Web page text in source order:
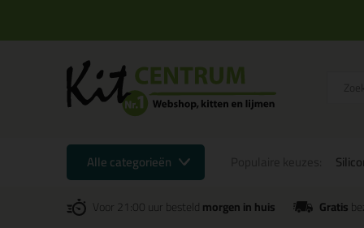
Alle categorieën
Voor 21:00 uur besteldmorgen in huis Gratis